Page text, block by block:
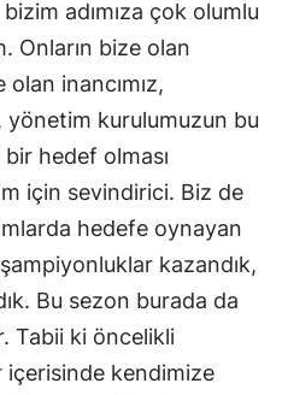
Sakarya
Samsun
Siirt
Sinop
Sivas
Tokat
Trabzon
adımıza çok olumlu
Onların bize olan
inancımız,
yönetim kurulumuzun bu
hedef olması
için sevindirici. Biz de
hedefe oynayan
kazandık,
Bu sezon burada da
Tabii ki öncelikli
kendimize